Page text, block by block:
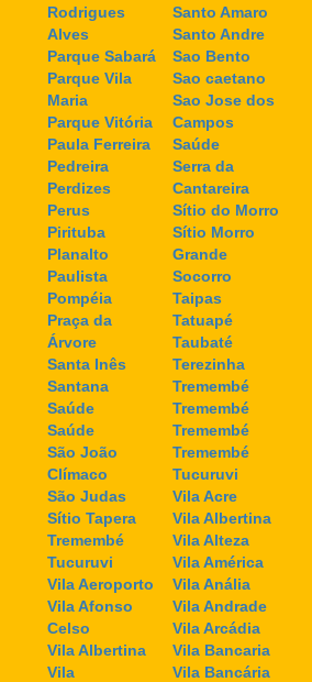
Rodrigues
Alves
Parque Sabará
Parque Vila
Maria
Parque Vitória
Paula Ferreira
Pedreira
Perdizes
Perus
Pirituba
Planalto
Paulista
Pompéia
Praça da
Árvore
Santa Inês
Santana
Saúde
Saúde
São João
Clímaco
São Judas
Sítio Tapera
Tremembé
Tucuruvi
Vila Aeroporto
Vila Afonso
Celso
Vila Albertina
Vila
Santo Amaro
Santo Andre
Sao Bento
Sao caetano
Sao Jose dos
Campos
Saúde
Serra da
Cantareira
Sítio do Morro
Sítio Morro
Grande
Socorro
Taipas
Tatuapé
Taubaté
Terezinha
Tremembé
Tremembé
Tremembé
Tremembé
Tucuruvi
Vila Acre
Vila Albertina
Vila Alteza
Vila América
Vila Anália
Vila Andrade
Vila Arcádia
Vila Bancaria
Vila Bancária